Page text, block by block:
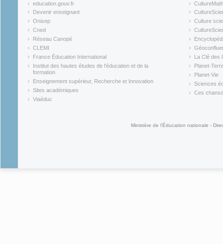
education.gouv.fr
(link is external)
Devenir enseignant
(link is external)
Onisep
(link is external)
Cned
(link is external)
Réseau Canopé
(link is external)
CLEMI
(link is external)
France Éducation International
(link is external)
Institut des hautes études de l'éducation et de la
formation
(link is external)
Enseignement supérieur, Recherche et Innovation
(link is external)
Sites académiques
(link is external)
Viaéduc
CultureMath
(link is
(link is
Culture
(link is
(link is
(link is
La Clé des
(link is
Planet-
(link is
Planet-Vie
(link is
Sciences
(link is
Ces
Ministère de l'Éducation nationale -